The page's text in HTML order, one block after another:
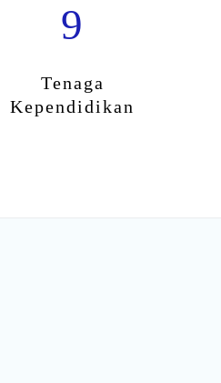
9
Tenaga
Kependidikan